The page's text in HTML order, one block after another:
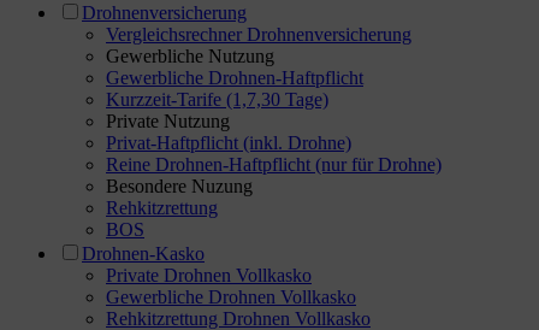
Drohnenversicherung
Vergleichsrechner Drohnenversicherung
Gewerbliche Nutzung
Gewerbliche Drohnen-Haftpflicht
Kurzzeit-Tarife (1,7,30 Tage)
Private Nutzung
Privat-Haftpflicht (inkl. Drohne)
Reine Drohnen-Haftpflicht (nur für Drohne)
Besondere Nuzung
Rehkitzrettung
BOS
Drohnen-Kasko
Private Drohnen Vollkasko
Gewerbliche Drohnen Vollkasko
Rehkitzrettung Drohnen Vollkasko